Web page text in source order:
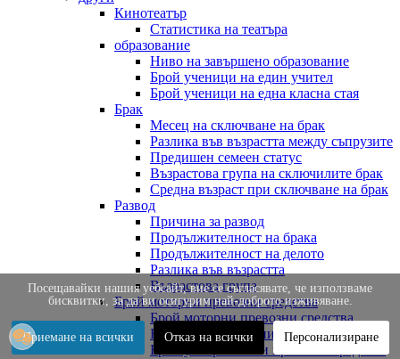
Кинотеатър
Статистика на театъра
образование
Ниво на завършено образование
Брой ученици на един учител
Брой ученици на една класна стая
Брак
Месец на сключване на брак
Разлика във възрастта между съпрузите
Предишен семеен статус
Възрастова група на сключилите брак
Средна възраст при сключване на брак
Развод
Причина за развод
Продължителност на брака
Продължителност на делото
Разлика във възрастта
Възрастова група
Брой моторни превозни средства
Брой моторни превозни средства
Брой нови превозни средства
Брой употребявани превозни средства
Посещавайки нашия уебсайт, вие се съгласявате, че използваме
бисквитки, за да ви осигурим най-доброто изживяване.
Приемане на всички Отказ на всички Персонализиране